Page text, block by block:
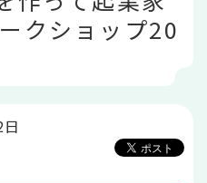
クショップ20